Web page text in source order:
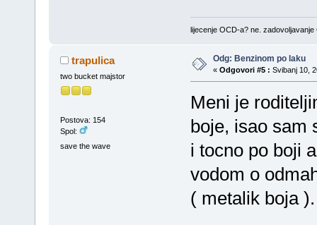
lijecenje OCD-a? ne. zadovoljavanje
trapulica
two bucket majstor
Postova: 154
Spol:
save the wave
Odg: Benzinom po laku
« Odgovori #5 : Svibanj 10,
Meni je
boje, isao
i tocno po boji
vodom o
( metalik boja ).